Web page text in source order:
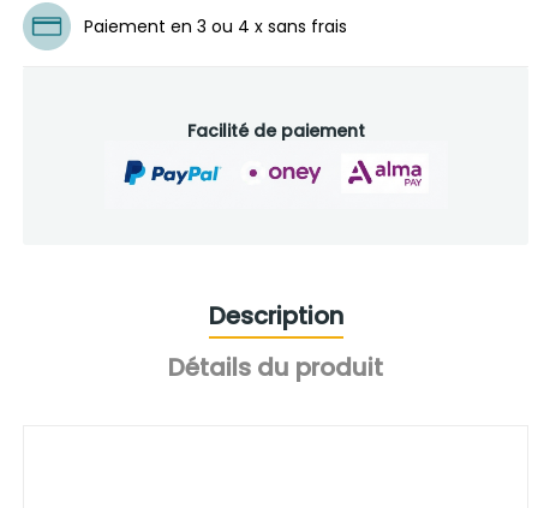
Paiement en 3 ou 4 x sans frais
Facilité de paiement
Description
Détails du produit